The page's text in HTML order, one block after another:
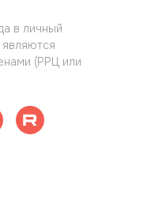
в личный
являются
(РРЦ или